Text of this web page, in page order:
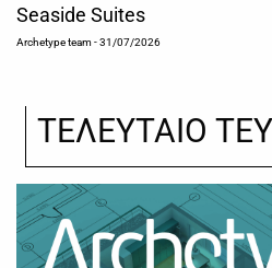
Seaside Suites
Archetype team- 31/07/2026
ΤΕΛΕΥΤΑΙΟ